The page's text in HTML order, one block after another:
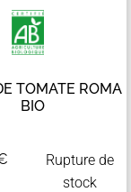
TOMATE ROMA
BIO
Rupture de
stock